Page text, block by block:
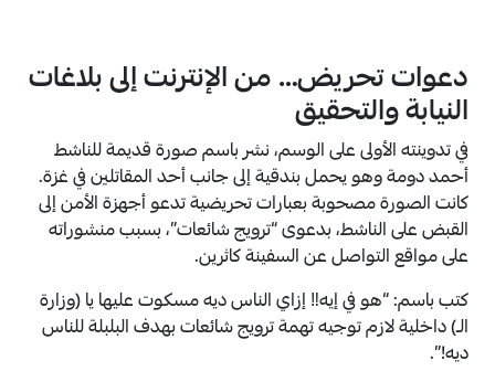
دعوات تحريض… من الإنترنت إلى بلاغات
النيابة والتحقيق
في تدوينته الأولى على الوسم، نشر باسم صورة قديمة للناشط
أحمد دومة وهو يحمل بندقية إلى جانب أحد المقاتلين في غزة.
كانت الصورة مصحوبة بعبارات تحريضية تدعو أجهزة الأمن إلى
القبض على الناشط، بدعوى “ترويج شائعات”، بسبب منشوراته
على مواقع التواصل عن السفينة كاثرين.
كتب باسم: “هو في إيه‼️ إزاي الناس ديه مسكوت عليها يا (وزارة
الـ) داخلية لازم توجيه تهمة ترويج شائعات بهدف البلبلة للناس
ديه!”.